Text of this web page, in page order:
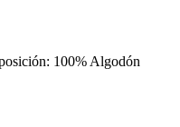
100% Algodón